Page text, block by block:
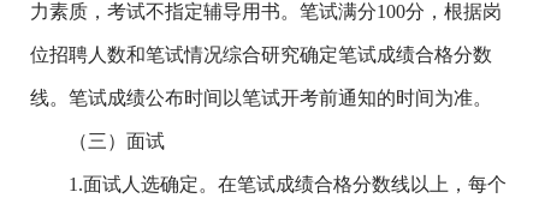
力素质，考试不指定辅导用书。笔试满分100分，根据岗
位招聘人数和笔试情况综合研究确定笔试成绩合格分数
线。笔试成绩公布时间以笔试开考前通知的时间为准。
（三）面试
1.面试人选确定。在笔试成绩合格分数线以上，每个